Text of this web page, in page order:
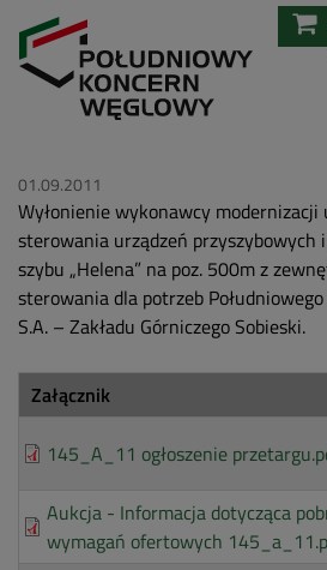
Przejdź
do
01.09.2011
Wyłonienie wykonawcy modernizacji
sterowania urządzeń przyszybowych
szybu „Helena” na poz. 500m z
sterowania dla potrzeb
S.A. – Zakładu Górniczego Sobieski.
Załącznik
145_A_11 ogłoszenie
Aukcja - Informacja dotycząca
wymagań ofertowych